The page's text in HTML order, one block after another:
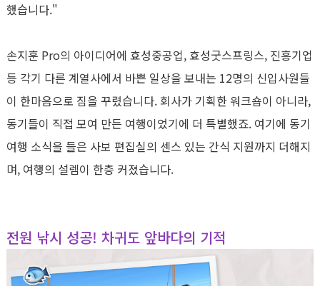
했습니다."
손지훈 Pro의 아이디어에 효성중공업,효성굿스프링스, 진흥기업
등 각기 다른 계열사에서 바쁜 일상을 보내는 12명의 신입사원들
이 한마음으로 짐을 꾸렸습니다. 회사가 기획한 워크숍이 아니라,
동기들이 직접 모여 만든 여행이었기에 더 특별했죠. 여기에 동기
여행 소식을 들은 사보 편집실의 센스 있는 간식 지원까지 더해지
며, 여행의 설렘이 한층 커졌습니다.
전원 낚시 성공! 차귀도 앞바다의 기적